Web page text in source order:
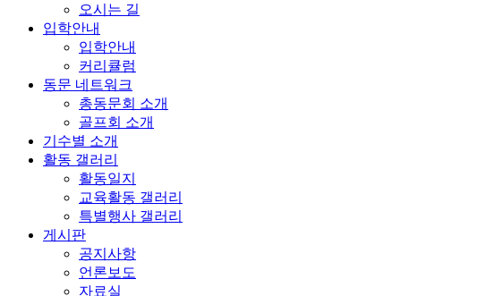
오시는 길
입학안내
입학안내
커리큘럼
동문 네트워크
총동문회 소개
골프회 소개
기수별 소개
활동 갤러리
활동일지
교육활동 갤러리
특별행사 갤러리
게시판
공지사항
언론보도
자료실